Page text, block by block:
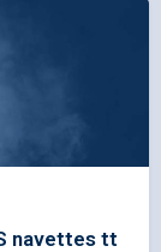
navettes tt